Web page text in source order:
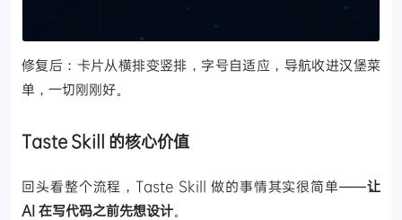
修复后：卡片从横排变竖排，字号自适应，导航收进汉堡菜
单，一切刚刚好。
Taste Skill 的核心价值
回头看整个流程，Taste Skill 做的事情其实很简单——让
AI 在写代码之前先想设计。